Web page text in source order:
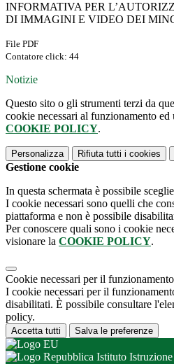
INFORMATIVA PER
DI IMMAGINI E VIDEO DEI
File PDF
Contatore click: 44
Notizie
Questo sito o gli strumenti terzi da
cookie necessari al funzionamento
COOKIE POLICY.
Personalizza Rifiuta tutti i cookies
Gestione cookie
In questa schermata è possibile
I cookie necessari sono quelli che
piattaforma e non è possibile
Per conoscere quali sono i cookie
visionare la COOKIE POLICY.
Cookie necessari per il funzionamento
I cookie necessari per il
disabilitati. È possibile consultare
policy.
Accetta tutti Salva le preferenze
Istituto